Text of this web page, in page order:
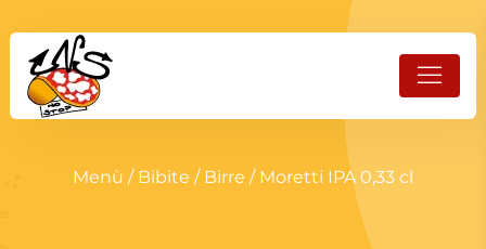
Menù / Bibite / Birre / Moretti IPA 0,33 cl